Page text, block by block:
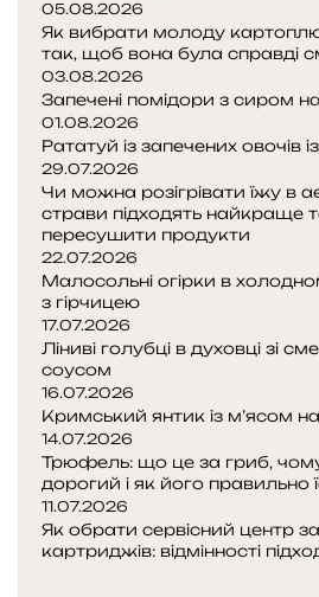
05.08.2026
Як вибрати молоду картоплю
так, щоб вона була справді
03.08.2026
Запечені помідори з сиром
01.08.2026
Рататуй із запечених овочів
29.07.2026
Чи можна розігрівати їжу в
страви підходять найкраще
пересушити продукти
22.07.2026
Малосольні огірки в
з гірчицею
17.07.2026
Ліниві голубці в духовці зі
соусом
16.07.2026
Кримський янтик із м’ясом
14.07.2026
Трюфель: що це за гриб, чому
дорогий і як його правильно
11.07.2026
Як обрати сервісний центр
картриджів: відмінності